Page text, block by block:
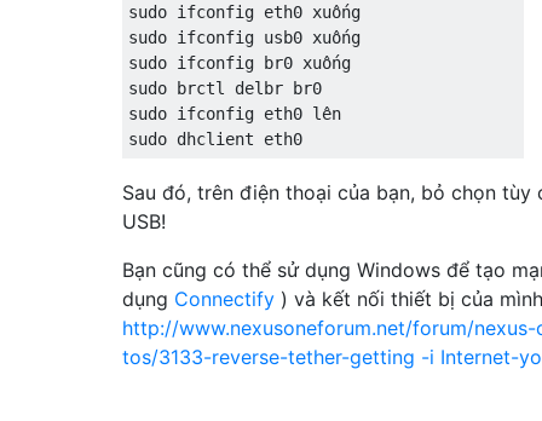
sudo ifconfig eth0 xuống
sudo ifconfig usb0 xuống
sudo ifconfig br0 xuống
sudo brctl delbr br0
sudo ifconfig eth0 lên
sudo dhclient eth0
Sau đó, trên điện thoại của bạn, bỏ chọn tùy
USB!
Bạn cũng có thể sử dụng Windows để tạo
dụng Connectify ) và kết nối thiết bị của
http://www.nexusoneforum.net/forum/
tos/3133-reverse-tether-getting -i Internet-